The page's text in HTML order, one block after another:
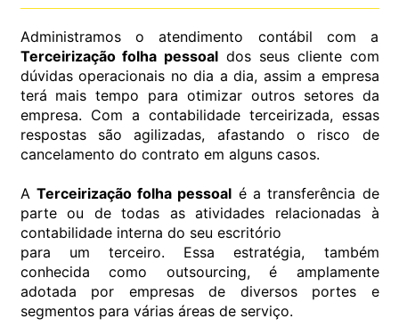
Administramos o atendimento contábil com a
Terceirização folha pessoal dos seus cliente com
dúvidas operacionais no dia a dia, assim a empresa
terá mais tempo para otimizar outros setores da
empresa. Com a contabilidade terceirizada, essas
respostas são agilizadas, afastando o risco de
cancelamento do contrato em alguns casos.
A Terceirização folha pessoal é a transferência de
parte ou de todas as atividades relacionadas à
contabilidade interna do seu escritório
para um terceiro. Essa estratégia, também
conhecida como outsourcing, é amplamente
adotada por empresas de diversos portes e
segmentos para várias áreas de serviço.